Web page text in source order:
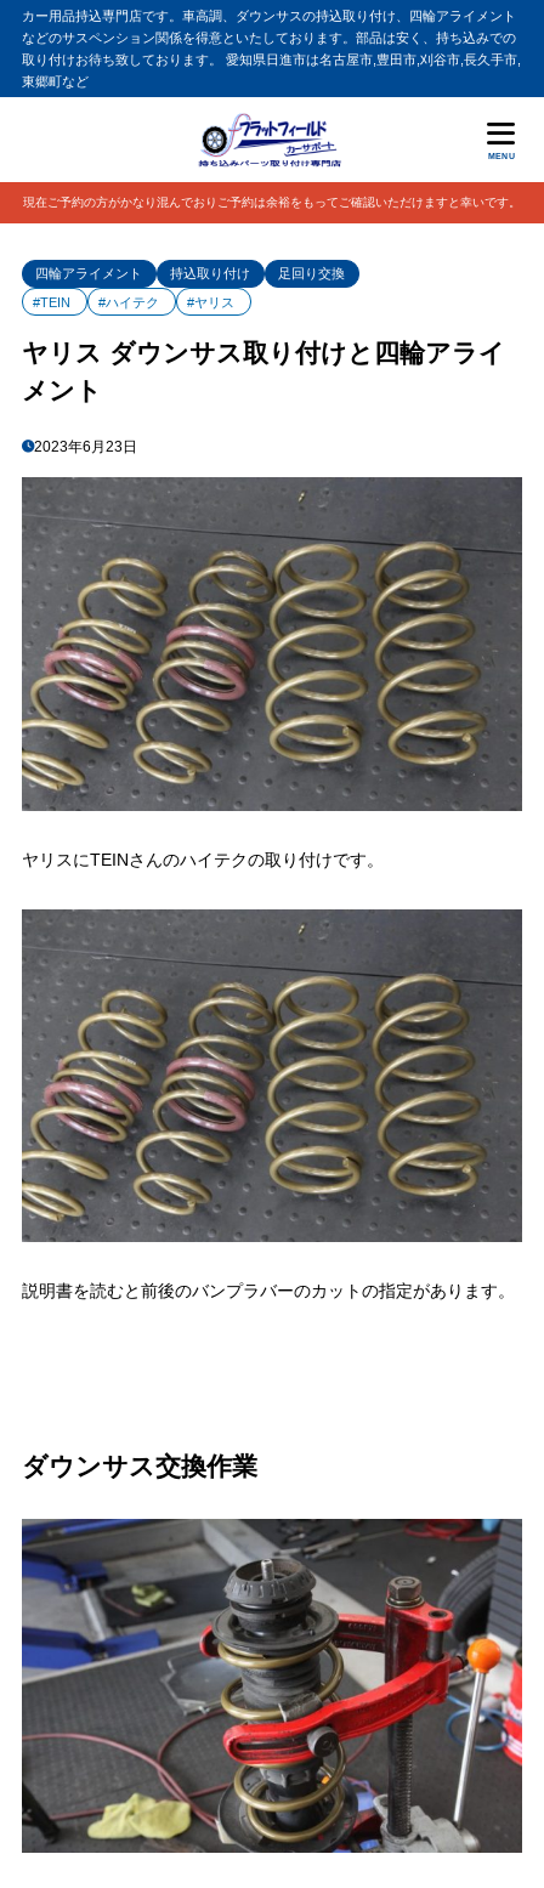
カー用品持込専門店です。車高調、ダウンサスの持込取り付け、四輪アライメント
などのサスペンション関係を得意といたしております。部品は安く、持ち込みでの
取り付けお待ち致しております。 愛知県日進市は名古屋市,豊田市,刈谷市,長久手市,
東郷町など
MENU
現在ご予約の方がかなり混んでおりご予約は余裕をもってご確認いただけますと幸いです。
四輪アライメント 持込取り付け
足回り交換
#TEIN
#ハイテク #ヤリス
ヤリス ダウンサス取り付けと四輪アライ
メント
2023年6月23日
ヤリスにTEINさんのハイテクの取り付けです。
説明書を読むと前後のバンプラバーのカットの指定があります。
ダウンサス交換作業